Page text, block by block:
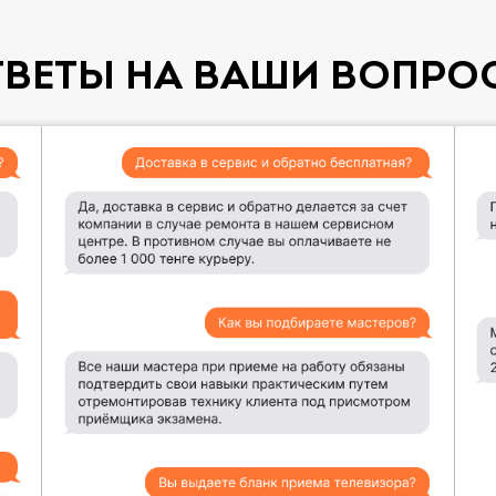
НА ВАШИ